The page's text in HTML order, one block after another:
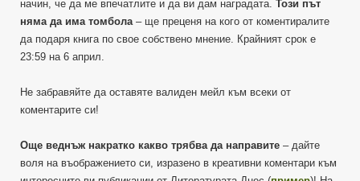
начин, че да ме впечатлите и да ви дам наградата. Този път
няма да има томбола – ще преценя на кого от коментиралите
да подаря книга по свое собствено мнение. Крайният срок е
23:59 на 6 април.
Не забравяйте да оставяте валиден мейл към всеки от
коментарите си!
Още веднъж накратко какво трябва да направите – дайте
воля на въображението си, изразено в креативни коментари към